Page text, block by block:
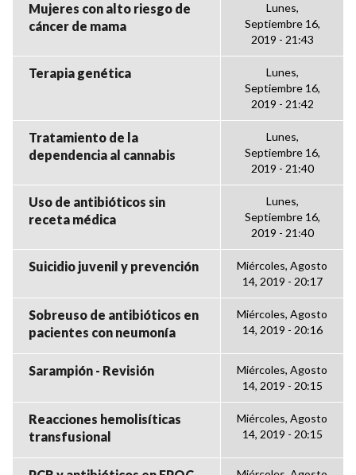
Mujeres con alto riesgo de
cáncer de mama
Lunes,
Septiembre 16,
2019 - 21:43
Terapia genética
Lunes,
Septiembre 16,
2019 - 21:42
Tratamiento de la
dependencia al cannabis
Lunes,
Septiembre 16,
2019 - 21:40
Uso de antibióticos sin
receta médica
Lunes,
Septiembre 16,
2019 - 21:40
Suicidio juvenil y prevención
Miércoles, Agosto
14, 2019 - 20:17
Sobreuso de antibióticos en
pacientes con neumonía
Miércoles, Agosto
14, 2019 - 20:16
Sarampión - Revisión
Miércoles, Agosto
14, 2019 - 20:15
Reacciones hemolisíticas
transfusional
Miércoles, Agosto
14, 2019 - 20:15